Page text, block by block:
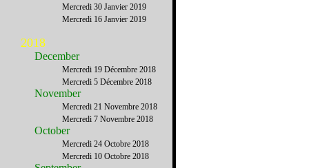
Mercredi 30 Janvier 2019
Mercredi 16 Janvier 2019
2018
December
Mercredi 19 Décembre 2018
Mercredi 5 Décembre 2018
November
Mercredi 21 Novembre 2018
Mercredi 7 Novembre 2018
October
Mercredi 24 Octobre 2018
Mercredi 10 Octobre 2018